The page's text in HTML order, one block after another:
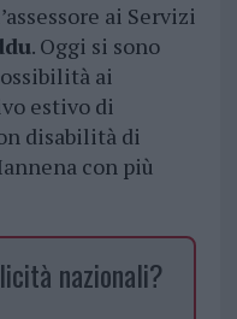
ai Servizi
. Oggi si sono
ai
estivo di
disabilità di
con più
nazionali?